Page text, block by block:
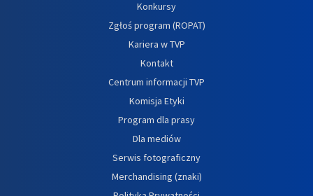
Konkursy
Zgłoś program (ROPAT)
Kariera w TVP
Kontakt
Centrum informacji TVP
Komisja Etyki
Program dla prasy
Dla mediów
Serwis fotograficzny
Merchandising (znaki)